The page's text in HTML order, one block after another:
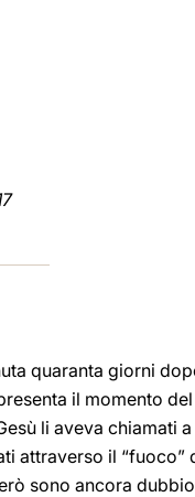
quaranta giorni
il momento
li aveva chiamati
attraverso il “fuoco”
sono ancora